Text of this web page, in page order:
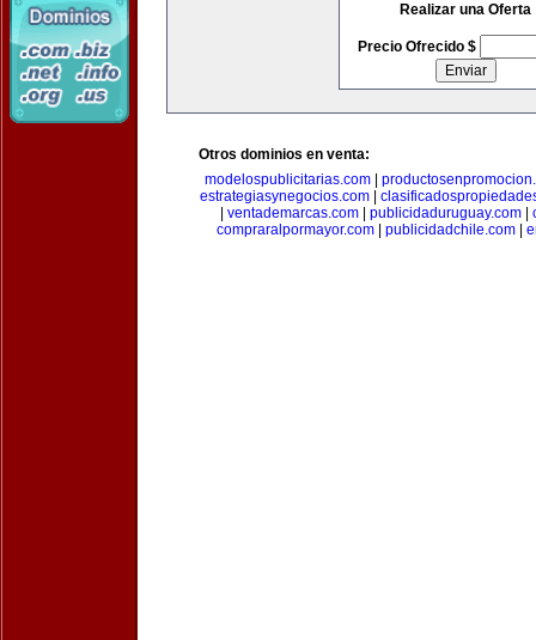
Realizar una Oferta
Precio Ofrecido $
Otros dominios en venta:
modelospublicitarias.com
estrategiasynegocios.com|
ventademarcas.com publicidaduruguay.com
compraralpormayor.com| publicidadchile.com|